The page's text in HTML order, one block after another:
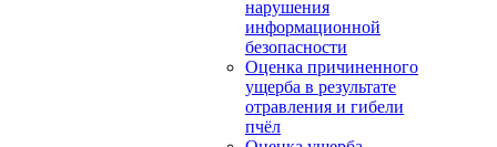
нарушения
информационной
безопасности
Оценка причиненного
ущерба в результате
отравления и гибели
пчёл